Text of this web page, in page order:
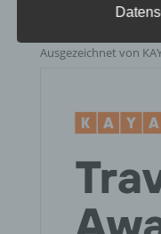
Ausgezeichnet von
e) Profiling
Profiling ist jede
Aspekte, die sich
Gesundheit,
Zuverlässigkeit,
analysieren oder